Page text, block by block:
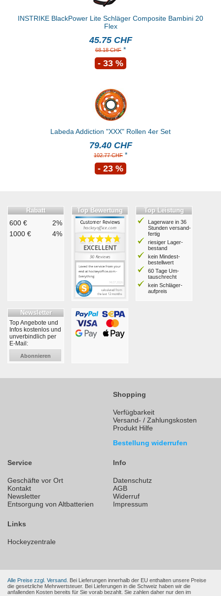
INSTRIKE BlackPower Lite Schläger Composite Bambini 20
Flex
45.75 CHF
68.18 CHF *
- 33 %
Labeda Addiction "XXX" Rollen 4er Set
79.40 CHF
102.77 CHF *
- 23 %
Rabatt
600 €
2%
1000 €
4%
Top Bewertung Top Leistung
Lagerware in 36
Stunden ver­sand­
fertig
riesiger Lager­
bestand
kein Mindest­
bestell­wert
60 Tage Um­
tausch­recht
kein Schläger­
aufpreis
Newsletter
Top Angebote und
Infos kostenlos und
unverbindlich per
E-Mail:
Abonnieren
Shopping
Verfügbarkeit
Versand- / Zahlungskosten
Produkt Hilfe
Bestellung widerrufen
Service
Geschäfte vor Ort
Kontakt
Newsletter
Entsorgung von Altbatterien
Info
Datenschutz
AGB
Widerruf
Impressum
Links
Hockeyzentrale
Alle Preise zzgl. Versand. Bei Lieferungen innerhalb der EU enthalten unsere Preise
die gesetzliche Mehrwertsteuer. Bei Lieferungen in die Schweiz haben wir die
anfallenden Kosten bereits für Sie vorab bezahlt. Sie zahlen daher nur den im